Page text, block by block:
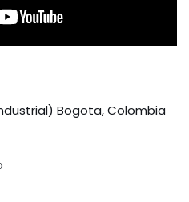
Bogota, Colombia